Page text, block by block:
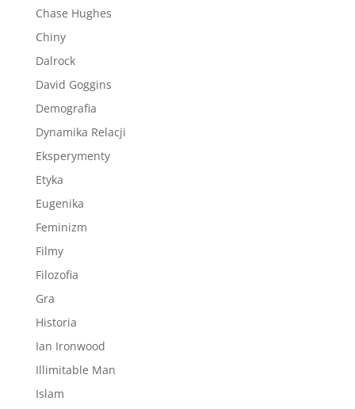
Chase Hughes
Chiny
Dalrock
David Goggins
Demografia
Dynamika Relacji
Eksperymenty
Etyka
Eugenika
Feminizm
Filmy
Filozofia
Gra
Historia
Ian Ironwood
Illimitable Man
Islam